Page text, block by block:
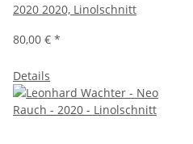
2020 2020, Linolschnitt
80,00 € *
Details